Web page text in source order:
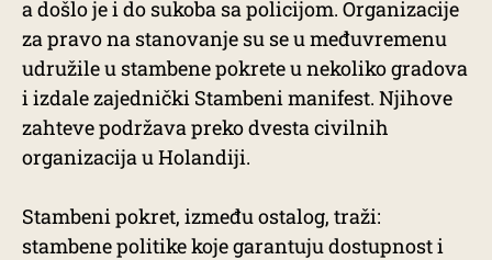
a došlo je i do sukoba sa policijom. Organizacije
za pravo na stanovanje su se u međuvremenu
udružile u stambene pokrete u nekoliko gradova
i izdale zajednički Stambeni manifest. Njihove
zahteve podržava preko dvesta civilnih
organizacija u Holandiji.
Stambeni pokret, između ostalog, traži:
stambene politike koje garantuju dostupnost i